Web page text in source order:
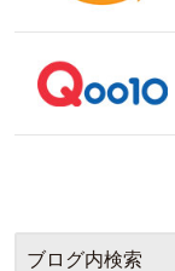
ブログ内検索